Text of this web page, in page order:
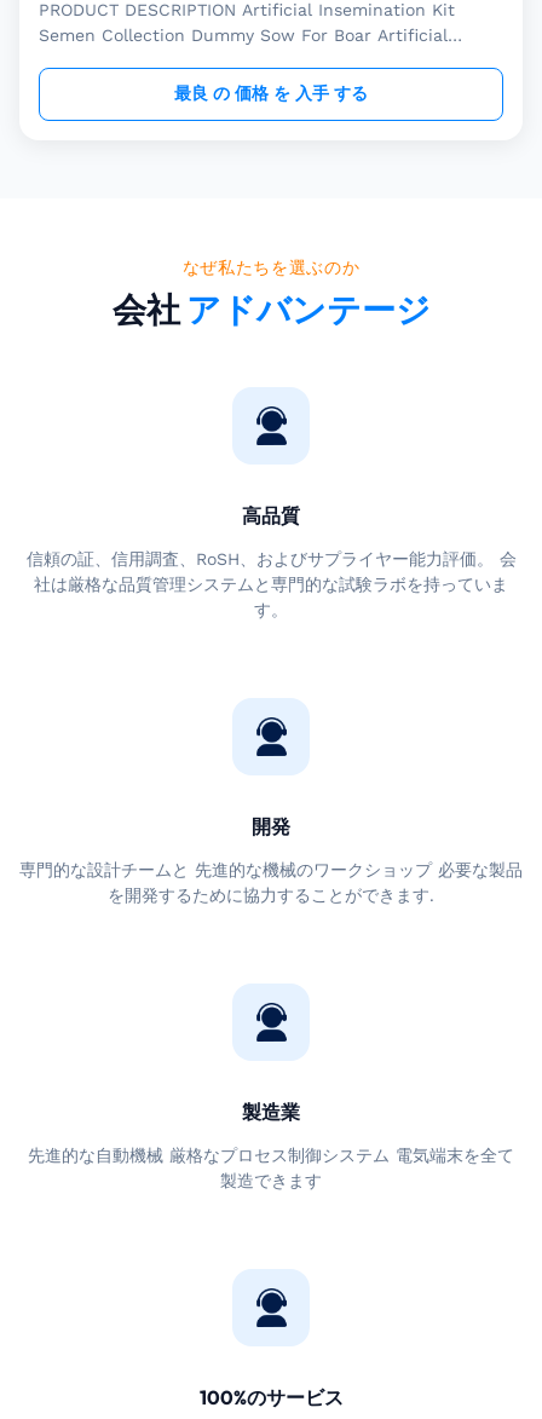
PRODUCT DESCRIPTION Artificial Insemination Kit
Semen Collection Dummy Sow For Boar Artificial
collecting boar semen in modern farm, which saves
labor cost and easy to operate, which highly increases
最良 の 価格 を 入手 する
なぜ私たちを選ぶのか
会社 アドバンテージ
高品質
信頼の証、信用調査、RoSH、およびサプライヤー能力評価。 会
社は厳格な品質管理システムと専門的な試験ラボを持っていま
す。
開発
専門的な設計チームと 先進的な機械のワークショップ 必要な製品
を開発するために協力することができます.
製造業
先進的な自動機械 厳格なプロセス制御システム 電気端末を全て
製造できます
100%のサービス